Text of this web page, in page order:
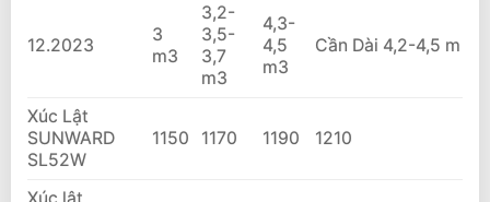
12.2023
3
m3
3,2-
3,5-
3,7
m3
4,3-
4,5
m3
Cần Dài 4,2-4,5 m
Xúc Lật
SUNWARD
SL52W
1150 1170 1190 1210